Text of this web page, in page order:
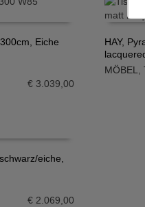
Eiche
€3.039,00
IN DEN
HAY,
MÖBEL
,
eiche,
€2.069,00